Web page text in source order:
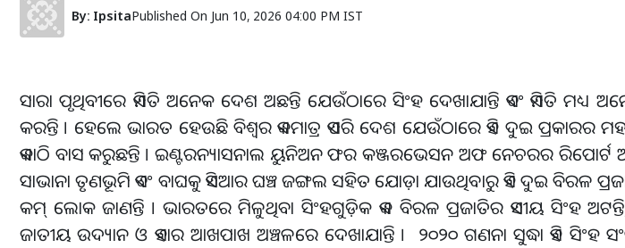
By: IpsitaPublished On Jun 10, 2026 04:00 PM IST
ସାରା ପୃଥିବୀରେ ଏମିତି ଅନେକ ଦେଶ ଅଛନ୍ତି ଯେଉଁଠାରେ ସିଂହ ଦେଖାଯାନ୍ତି ଏବଂ ଏମିତି ମଧ୍ୟ
କରନ୍ତି । ହେଲେ ଭାରତ ହେଉଛି ବିଶ୍ୱର ଏକମାତ୍ର ଏପରି ଦେଶ ଯେଉଁଠାରେ ଏହି ଦୁଇ ପ୍ରକାରର
ଏକାଠି ବାସ କରୁଛନ୍ତି । ଇଣ୍ଟରନ୍ୟାସନାଲ ୟୁନିଅନ ଫର କଞ୍ଜରଭେସନ ଅଫ ନେଚରର ରିପୋର୍ଟ
ସାଭାନା ତୃଣଭୂମି ଏବଂ ବାଘକୁ ଏସିଆର ଘଞ୍ଚ ଜଙ୍ଗଲ ସହିତ ଯୋଡ଼ା ଯାଉଥିବାରୁ ଏହି ଦୁଇ ବିରଳ
କମ୍ ଲୋକ ଜାଣନ୍ତି । ଭାରତରେ ମିଳୁଥିବା ସିଂହଗୁଡ଼ିକ ଏକ ବିରଳ ପ୍ରଜାତିର ଏସୀୟ ସିଂହ
ଜାତୀୟ ଉଦ୍ୟାନ ଓ ଏହାର ଆଖପାଖ ଅଞ୍ଚଳରେ ଦେଖାଯାନ୍ତି । ୨୦୨୦ ଗଣନା ସୁଦ୍ଧା ଏହି